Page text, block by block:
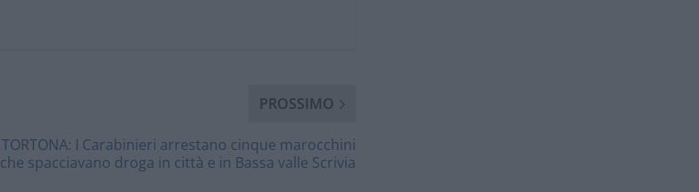
PROSSIMO
TORTONA: I Carabinieri arrestano cinque marocchini
che spacciavano droga in città e in Bassa valle Scrivia